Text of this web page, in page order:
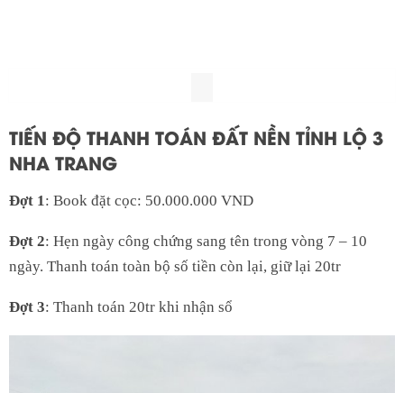
TIẾN ĐỘ THANH TOÁN ĐẤT NỀN TỈNH LỘ 3
NHA TRANG
Đợt 1: Book đặt cọc: 50.000.000 VND
Đợt 2: Hẹn ngày công chứng sang tên trong vòng 7 – 10
ngày. Thanh toán toàn bộ số tiền còn lại, giữ lại 20tr
Đợt 3: Thanh toán 20tr khi nhận sổ